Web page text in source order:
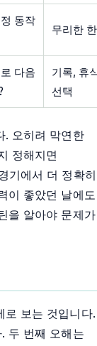
동작
무리한
다음
기록, 휴
선택
. 오히려 막연한
정해지면
기에서 더 정확히
이 좋았던 날에도
을 알아야 문제가
로 보는 것입니다.
두 번째 오해는